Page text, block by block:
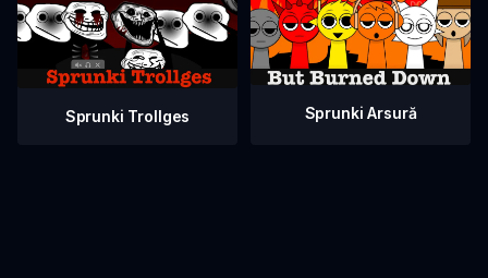
Sprunki Trollges Sprunki Arsură